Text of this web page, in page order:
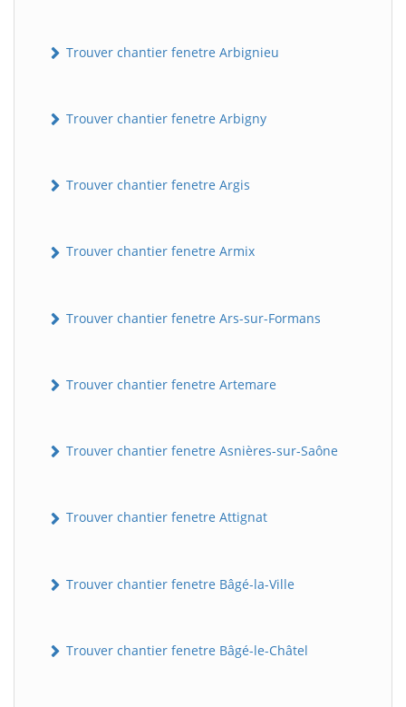
Trouver chantier fenetre Arbignieu
Trouver chantier fenetre Arbigny
Trouver chantier fenetre Argis
Trouver chantier fenetre Armix
Trouver chantier fenetre Ars-sur-Formans
Trouver chantier fenetre Artemare
Trouver chantier fenetre Asnières-sur-Saône
Trouver chantier fenetre Attignat
Trouver chantier fenetre Bâgé-la-Ville
Trouver chantier fenetre Bâgé-le-Châtel